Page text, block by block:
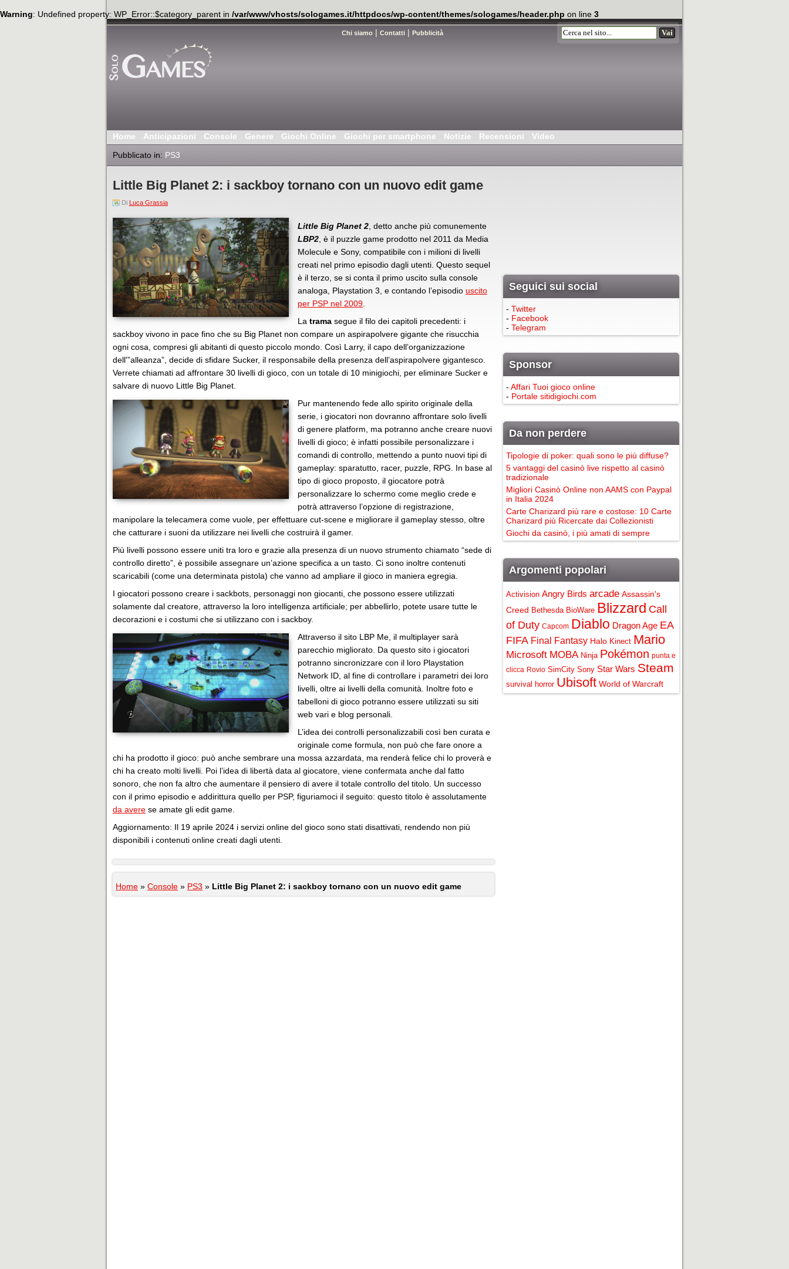
Warning: Undefined property: WP_Error::$category_parent in /var/www/vhosts/sologames.it/httpdocs/wp-content/themes/sologames/header.php on line 3
Chi siamo | Contatti | Pubblicità
Home Anticipazioni Console Genere Giochi Online Giochi per smartphone Notizie Recensioni
Video
Pubblicato in: PS3
Little Big Planet 2: i sackboy tornano con un nuovo edit game
Di Luca Grassia
Little Big Planet 2 , detto anche più comunemente
LBP2 , è il puzzle game prodotto nel 2011 da Media
Molecule e Sony, compatibile con i milioni di livelli
creati nel primo episodio dagli utenti. Questo sequel
è il terzo, se si conta il primo uscito sulla console
analoga, Playstation 3, e contando l’episodio uscito
per PSP nel 2009
La trama segue il filo dei capitoli precedenti: i
sackboy vivono in pace fino che su Big Planet non compare un aspirapolvere gigante che risucchia
ogni cosa, compresi gli abitanti di questo piccolo mondo. Così Larry, il capo dell’organizzazione
dell'”alleanza”, decide di sfidare Sucker, il responsabile della presenza dell’aspirapolvere gigantesco.
Verrete chiamati ad affrontare 30 livelli di gioco, con un totale di 10 minigiochi, per eliminare Sucker e
salvare di nuovo Little Big Planet.
Pur mantenendo fede allo spirito originale della
serie, i giocatori non dovranno affrontare solo livelli
di genere platform, ma potranno anche creare nuovi
livelli di gioco; è infatti possibile personalizzare i
comandi di controllo, mettendo a punto nuovi tipi di
gameplay: sparatutto, racer, puzzle, RPG. In base al
tipo di gioco proposto, il giocatore potrà
personalizzare lo schermo come meglio crede e
potrà attraverso l’opzione di registrazione,
manipolare la telecamera come vuole, per effettuare cut-scene e migliorare il gameplay stesso, oltre
che catturare i suoni da utilizzare nei livelli che costruirà il gamer.
Più livelli possono essere uniti tra loro e grazie alla presenza di un nuovo strumento chiamato “sede di
controllo diretto”, è possibile assegnare un’azione specifica a un tasto. Ci sono inoltre contenuti
scaricabili (come una determinata pistola) che vanno ad ampliare il gioco in maniera egregia.
I giocatori possono creare i sackbots, personaggi non giocanti, che possono essere utilizzati
solamente dal creatore, attraverso la loro intelligenza artificiale; per abbellirlo, potete usare tutte le
decorazioni e i costumi che si utilizzano con i sackboy.
Attraverso il sito LBP Me, il multiplayer sarà
parecchio migliorato. Da questo sito i giocatori
potranno sincronizzare con il loro Playstation
Network ID, al fine di controllare i parametri dei loro
livelli, oltre ai livelli della comunità. Inoltre foto e
tabelloni di gioco potranno essere utilizzati su siti
web vari e blog personali.
L’idea dei controlli personalizzabili così ben curata e
originale come formula, non può che fare onore a
chi ha prodotto il gioco: può anche sembrare una mossa azzardata, ma renderà felice chi lo proverà e
chi ha creato molti livelli. Poi l’idea di libertà data al giocatore, viene confermata anche dal fatto
sonoro, che non fa altro che aumentare il pensiero di avere il totale controllo del titolo. Un successo
con il primo episodio e addirittura quello per PSP, figuriamoci il seguito: questo titolo è assolutamente
da avere se amate gli edit game.
Aggiornamento: Il 19 aprile 2024 i servizi online del gioco sono stati disattivati, rendendo non più
disponibili i contenuti online creati dagli utenti.
Home » Console » PS3 » Little Big Planet 2: i sackboy tornano con un nuovo edit game
Seguici sui social
- Twitter
- Facebook
- Telegram
Sponsor
- Affari Tuoi gioco online
- Portale sitidigiochi.com
Da non perdere
Tipologie di poker: quali sono le più diffuse?
5 vantaggi del casinò live rispetto al casinò
tradizionale
Migliori Casinò Online non AAMS con Paypal
in Italia 2024
Carte Charizard più rare e costose: 10 Carte
Charizard più Ricercate dai Collezionisti
Giochi da casinò, i più amati di sempre
Argomenti popolari
Activision Angry Birds arcade Assassin's
Creed Bethesda BioWare Blizzard Call
of Duty Capcom Diablo Dragon Age EA
FIFA Final Fantasy Halo Kinect Mario
Microsoft MOBA Ninja Pokémon punta e
clicca Rovio SimCity Sony Star Wars Steam
survival horror Ubisoft World of Warcraft